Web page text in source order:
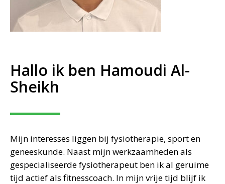
Hallo ik ben Hamoudi Al-
Sheikh
Mijn interesses liggen bij fysiotherapie, sport en
geneeskunde. Naast mijn werkzaamheden als
gespecialiseerde fysiotherapeut ben ik al geruime
tijd actief als fitnesscoach. In mijn vrije tijd blijf ik